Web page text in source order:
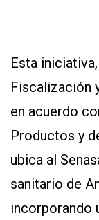
Esta
Fiscalización
en acuerdo
Productos y
ubica al
sanitario de
incorporando